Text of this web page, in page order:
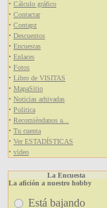
· Cálculo gráfico
· Contactar
· Contapz
· Descuentos
· Encuestas
· Enlaces
· Fotos
· Libro de VISITAS
· MapaSitio
· Noticias arhivadas
· Politica
· Recomiéndanos a...
· Tu cuenta
· Ver ESTADÍSTICAS
· video
La Encuesta
La afición a nuestro hobby
Está bajando